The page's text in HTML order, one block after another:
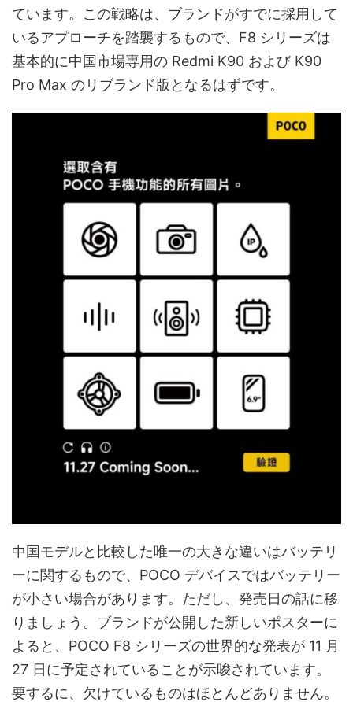
ています。この戦略は、ブランドがすでに採用して
いるアプローチを踏襲するもので、F8 シリーズは
基本的に中国市場専用の Redmi K90 および K90
Pro Max のリブランド版となるはずです。
中国モデルと比較した唯一の大きな違いはバッテリ
ーに関するもので、POCO デバイスではバッテリー
が小さい場合があります。ただし、発売日の話に移
りましょう。ブランドが公開した新しいポスターに
よると、POCO F8 シリーズの世界的な発表が 11 月
27 日に予定されていることが示唆されています。
要するに、欠けているものはほとんどありません。